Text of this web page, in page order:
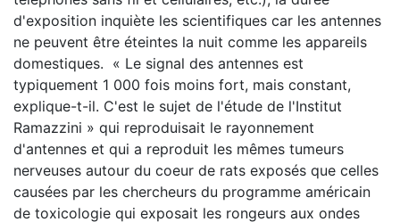
d'exposition inquiète les scientifiques car les antennes
ne peuvent être éteintes la nuit comme les appareils
domestiques. « Le signal des antennes est
typiquement 1 000 fois moins fort, mais constant,
explique-t-il. C'est le sujet de l'étude de l'Institut
Ramazzini » qui reproduisait le rayonnement
d'antennes et qui a reproduit les mêmes tumeurs
nerveuses autour du coeur de rats exposés que celles
causées par les chercheurs du programme américain
de toxicologie qui exposait les rongeurs aux ondes